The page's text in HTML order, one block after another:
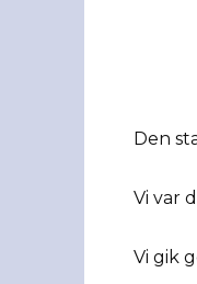
Den
Vi var
Vi gik